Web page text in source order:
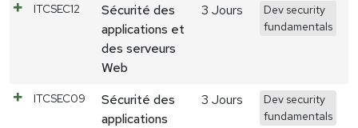
ITCSEC12
Sécurité des
applications et
des serveurs
Web
3 Jours
Dev security
fundamentals
ITCSEC09
Sécurité des
applications
3 Jours
Dev security
fundamentals